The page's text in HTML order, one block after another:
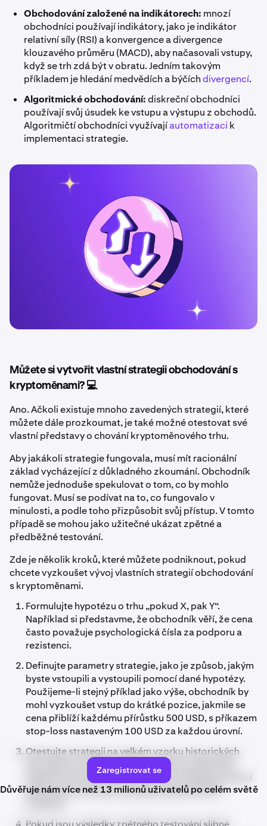
Obchodování založené na indikátorech: mnozí
obchodníci používají indikátory, jako je indikátor
relativní síly (RSI) a konvergence a divergence
klouzavého průměru (MACD), aby načasovali vstupy,
když se trh zdá být v obratu. Jedním takovým
příkladem je hledání medvědích a býčíchdivergencí.
Algoritmické obchodování:diskreční obchodníci
používají svůj úsudek ke vstupu a výstupu z obchodů.
Algoritmičtí obchodníci využívajíautomatizaci k
implementaci strategie.
Můžete si vytvořit vlastní strategii obchodování s
kryptoměnami? 💻
Ano. Ačkoli existuje mnoho zavedených strategií, které
můžete dále prozkoumat, je také možné otestovat své
vlastní představy o chování kryptoměnového trhu.
Aby jakákoli strategie fungovala, musí mít racionální
základ vycházející z důkladného zkoumání. Obchodník
nemůže jednoduše spekulovat o tom, co by mohlo
fungovat. Musí se podívat na to, co fungovalo v
minulosti, a podle toho přizpůsobit svůj přístup. V tomto
případě se mohou jako užitečné ukázat zpětné a
předběžné testování.
Zde je několik kroků, které můžete podniknout, pokud
chcete vyzkoušet vývoj vlastních strategií obchodování
s kryptoměnami.
Formulujte hypotézu o trhu „pokud X, pak Y“.
Například si představme, že obchodník věří, že cena
často považuje psychologická čísla za podporu a
rezistenci.
Definujte parametry strategie, jako je způsob, jakým
byste vstoupili a vystoupili pomocí dané hypotézy.
Použijeme-li stejný příklad jako výše, obchodník by
mohl vyzkoušet vstup do krátké pozice, jakmile se
cena přiblíží každému přírůstku 500 USD, s příkazem
stop-loss nastaveným 100 USD za každou úrovní.
Otestujte strategii na velkém vzorku historických
dat, abyste určili její účinnost. Mnoho grafických
balíčků umožňuje zpětně testovat strategie pomocí
přehrávání cenových pohybů po jednotlivých
Zaregistrovat se
Důvěřuje nám více než 13 milionů uživatelů po celém světě